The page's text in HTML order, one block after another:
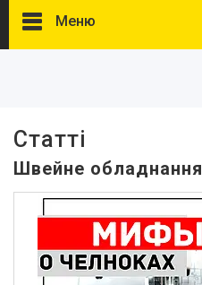
Меню
Відгуки
Статті
Швейне обладнання